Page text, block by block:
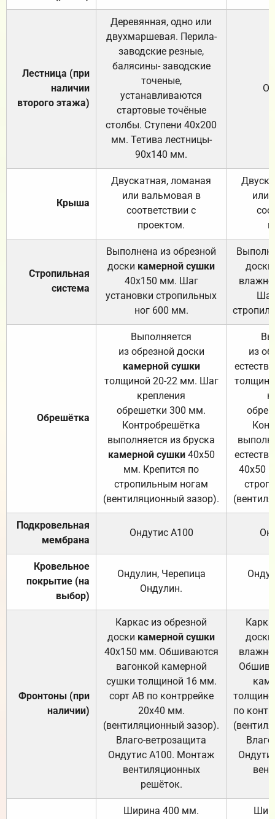
Лестница (при
наличии
второго этажа)
Деревянная, одно или
двухмаршевая. Перила-
заводские резные,
балясины- заводские
точеные,
устанавливаются
стартовые точёные
столбы. Ступени 40х200
мм. Тетива лестницы-
90х140 мм.
Крыша
Двускатная, ломаная
или вальмовая в
соответствии с
проектом.
или
Стропильная
система
Выполнена из обрезной
доски камерной сушки
40х150 мм. Шаг
установки стропильных
ног 600 мм.
доски
Обрешётка
Выполняется
из обрезной доски
камерной сушки
толщиной 20-22 мм. Шаг
крепления
обрешетки 300 мм.
Контробрешётка
выполняется из бруска
камерной сушки40х50
мм. Крепится по
стропильным ногам
(вентиляционный зазор).
из
40х50
Подкровельная
мембрана
Ондутис А100
Кровельное
покрытие (на
выбор)
Ондулин, Черепица
Ондулин.
Фронтоны (при
наличии)
Каркас из обрезной
доски камерной сушки
40х150 мм. Обшиваются
вагонкой камерной
сушки толщиной 16 мм.
сорт АВ по контррейке
20х40 мм.
(вентиляционный зазор).
Влаго-ветрозащита
Ондутис А100. Монтаж
вентиляционных
решёток.
доски
по
Ширина 400 мм.